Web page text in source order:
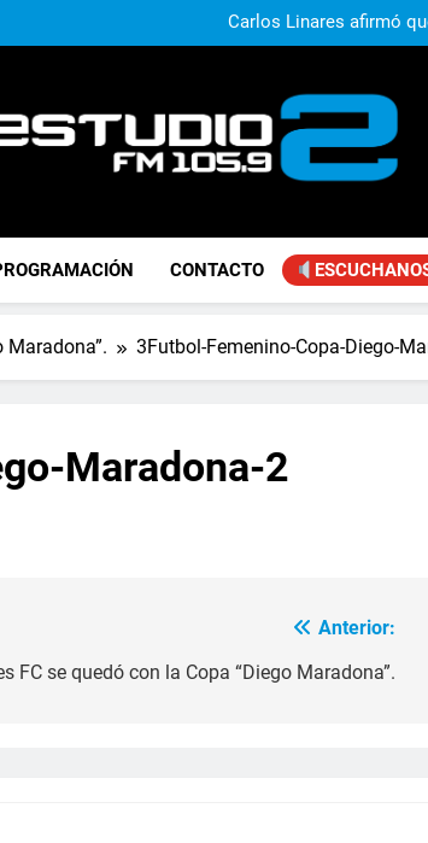
Carlos Linares afirmó
ley de tierras y advirtió
Paco Olveira
Carlos Linares afirmó
ley de tierras y advirtió
Paco Olveira
Estudio 2
CONTACTO
Maradona”. 3Futbol-Femenino-Copa-Diego-
Maradona-2
Anterior:
FC se quedó con la Copa “Diego Maradona”.